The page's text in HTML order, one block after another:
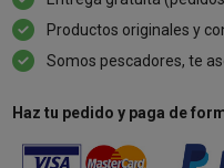
Productos originales y
Somos pescadores, te
Haz tu pedido y paga de